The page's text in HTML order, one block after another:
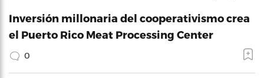
Inversión millonaria del cooperativismo crea
el Puerto Rico Meat Processing Center
0